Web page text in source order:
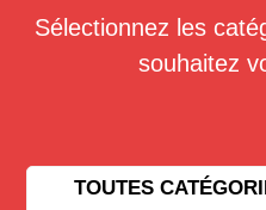
Sélectionnez les
souhaitez
TOUTES